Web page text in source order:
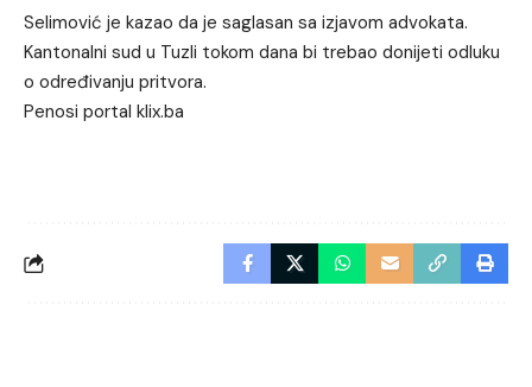
Selimović je kazao da je saglasan sa izjavom advokata.
Kantonalni sud u Tuzli tokom dana bi trebao donijeti odluku
o određivanju pritvora.
Penosi portal klix.ba